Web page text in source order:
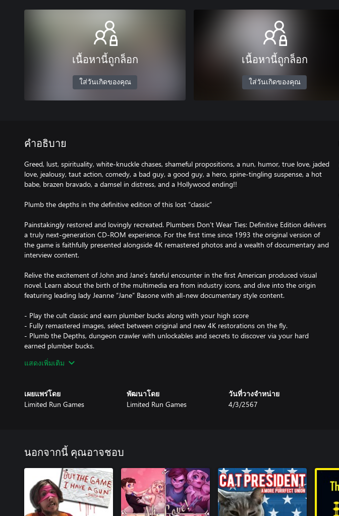
เนื้อหานี้ถูกล็อก
ใส่วันเกิดของคุณ
เนื้อหานี้ถูกล็อก
ใส่วันเกิดของคุณ
คำอธิบาย
Greed, lust, spirituality, white-knuckle chases, shameful propositions, a nun, humor, true love, jaded
love, jealousy, taut action, comedy, a bad guy, a good guy, a hero, spine-tingling suspense, a hot
babe, brazen bravado, a damsel in distress, and a Hollywood ending!!
Plumb the depths in the definitive edition of this lost “classic”
Painstakingly restored and lovingly recreated. Plumbers Don’t Wear Ties: Definitive Edition delivers
a truly next-generation CD-ROM experience. For the first time since 1993 the original version of
the game is faithfully presented alongside 4K remastered photos and a wealth of documentary and
interview content.
Relive the excitement of John and Jane’s fateful encounter in the first American produced visual
novel. Learn about the birth of the multimedia era from industry icons, and dive into the origin
featuring leading lady Jeanne “Jane” Basone with all-new documentary style content.
- Play the cult classic and earn plumber bucks along with your high score
- Fully remastered images, select between original and new 4K restorations on the fly.
- Plumb the Depths, dungeon crawler with unlockables and secrets to discover via your hard
earned plumber bucks.
classic.
- Save your progress and repeat your favorite scenes.
แสดงเพิ่มเติม
เผยแพร่โดย
Limited Run Games
พัฒนาโดย
Limited Run Games
วันที่วางจำหน่าย
4/3/2567
นอกจากนี้ คุณอาจชอบ